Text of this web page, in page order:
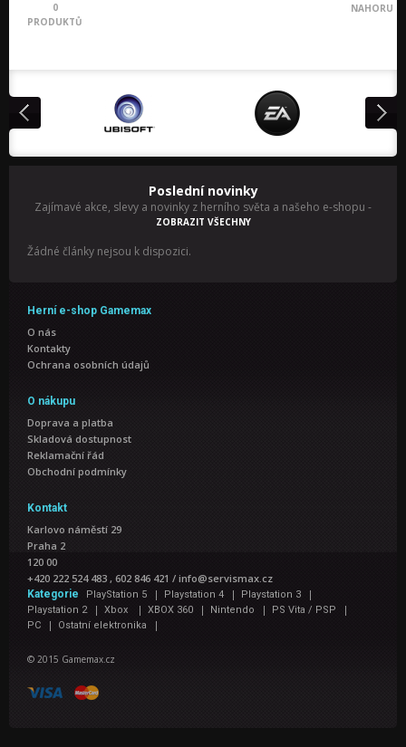
0
PRODUKTŮ
NAHORU
Poslední novinky
Zajímavé akce, slevy a novinky z herního světa a našeho e-shopu -
ZOBRAZIT VŠECHNY
Žádné články nejsou k dispozici.
Herní e-shop Gamemax
O nás
Kontakty
Ochrana osobních údajů
O nákupu
Doprava a platba
Skladová dostupnost
Reklamační řád
Obchodní podmínky
Kontakt
Karlovo náměstí 29
Praha 2
120 00
+420 222 524 483 , 602 846 421 / info@servismax.cz
Kategorie PlayStation 5 | Playstation 4 | Playstation 3 |
Playstation 2 | Xbox | XBOX 360 | Nintendo | PS Vita / PSP |
PC | Ostatní elektronika |
© 2015 Gamemax.cz